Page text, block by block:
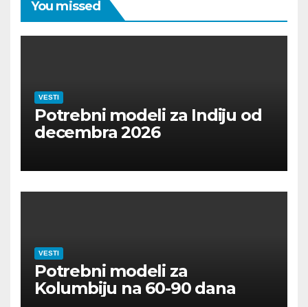
You missed
VESTI
Potrebni modeli za Indiju od
decembra 2026
VESTI
Potrebni modeli za
Kolumbiju na 60-90 dana